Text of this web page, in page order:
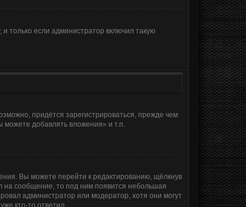
только если администратор включил такую
придётся зарегистрироваться, прежде чем
добавлять вложения» и т.п.
Вы можете перейти к редактированию, щёлкнув
на сообщение, то под ним появится небольшая
администратор или модератор, хотя они могут
кто-то ответил.